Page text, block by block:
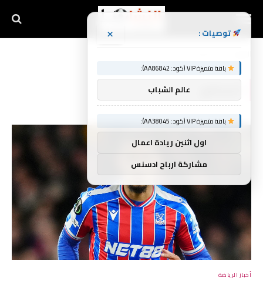
أخبار الرياضة
توصيات : ×
باقة متميزة VIP (كود: AA86842):
عالم الشباب
باقة متميزة VIP (كود: AA38045):
اول اثنين ريادة اعمال
مشاركة ارباح ادسنس